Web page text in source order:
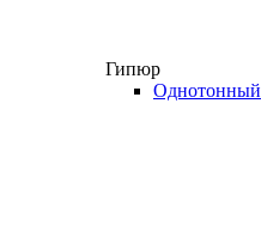
Гипюр
Однотонный